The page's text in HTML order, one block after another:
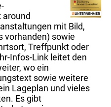
around
mit Bild,
vorhanden) sowie
Treffpunkt oder
Infos-Link leitet den
wo ein
sowie weitere
Lageplan und vieles
Es gibt